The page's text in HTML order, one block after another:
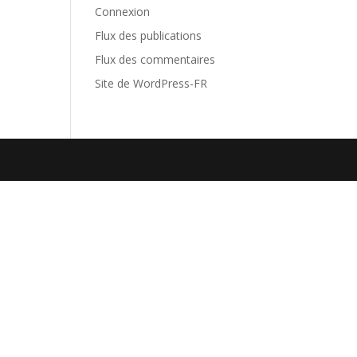
Connexion
Flux des publications
Flux des commentaires
Site de WordPress-FR